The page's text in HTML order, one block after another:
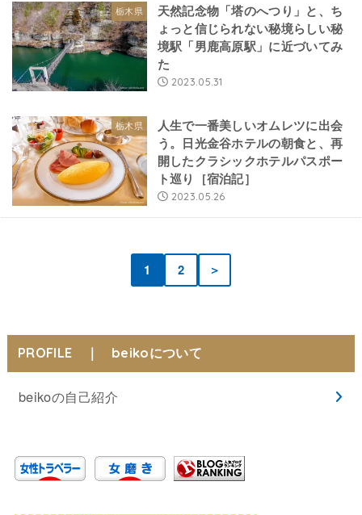
栃木県
天然記念物「塔のへつり」と、ち
ょっと信じられない秘境らしい秘
境駅「男鹿高原駅」に近づいてみ
た
2023.05.31
栃木県
人生で一番美しいオムレツに出会
う。日光金谷ホテルの朝食と、再
開したクラシックホテルパスポー
ト巡り［宿泊記］
2023.05.26
1 2 ＞
PROFILE ｜ beikoについて
beikoの自己紹介